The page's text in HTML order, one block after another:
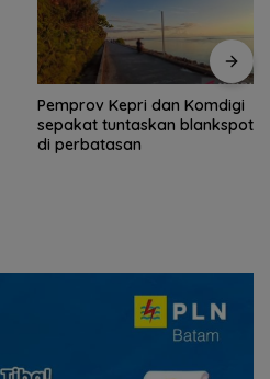
Pemprov Kepri dan Komdigi
sepakat tuntaskan blankspot
di perbatasan